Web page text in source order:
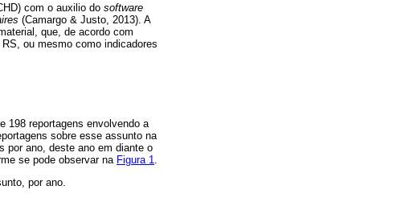
com o auxilio do software
(Camargo & Justo, 2013). A
que, de acordo com
ou mesmo como indicadores
198 reportagens envolvendo a
sobre esse assunto na
por ano, deste ano em diante o
se pode observar na Figura 1.
por ano.